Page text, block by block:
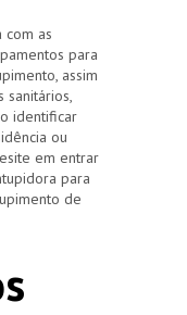
as
para
assim
sanitários,
identificar
ou
em entrar
para
de